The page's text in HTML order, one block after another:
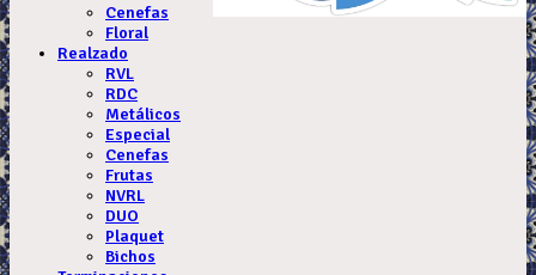
Cenefas
Floral
Realzado
RVL
RDC
Metálicos
Especial
Cenefas
Frutas
NVRL
DUO
Plaquet
Bichos